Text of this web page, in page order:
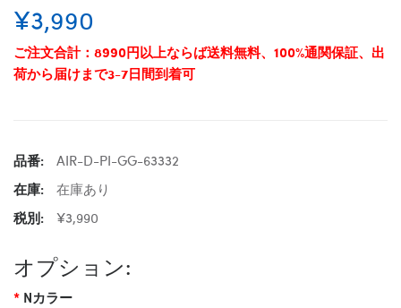
¥3,990
ご注文合計：8990円以上ならば送料無料、100%通関保証、出
荷から届けまで3-7日間到着可
品番:
AIR-D-PI-GG-63332
在庫:
在庫あり
税別:
¥3,990
オプション:
Nカラー